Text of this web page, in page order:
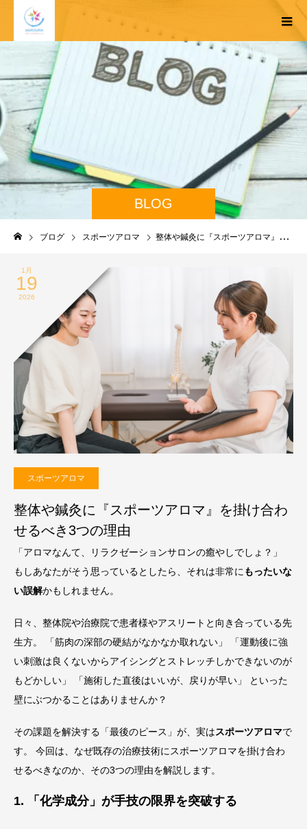
BLOG
ブログ スポーツアロマ 整体や鍼灸に『スポーツアロマ』を掛け合わせるべき3つの理由
1月
19
2026
スポーツアロマ
整体や鍼灸に『スポーツアロマ』を掛け合わ
せるべき3つの理由
「アロマなんて、リラクゼーションサロンの癒やしでしょ？」
もしあなたがそう思っているとしたら、それは非常にもったいな
い誤解かもしれません。
日々、整体院や治療院で患者様やアスリートと向き合っている先
生方。 「筋肉の深部の硬結がなかなか取れない」 「運動後に強
い刺激は良くないからアイシングとストレッチしかできないのが
もどかしい」 「施術した直後はいいが、戻りが早い」 といった
壁にぶつかることはありませんか？
その課題を解決する「最後のピース」が、実はスポーツアロマで
す。 今回は、なぜ既存の治療技術にスポーツアロマを掛け合わ
せるべきなのか、その3つの理由を解説します。
1. 「化学成分」が手技の限界を突破する